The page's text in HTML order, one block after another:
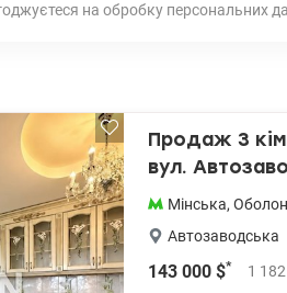
на обробку персональних
Продаж 3
вул.
зупинки
Мінська,
Автозаводська
143 000 $* 1 182